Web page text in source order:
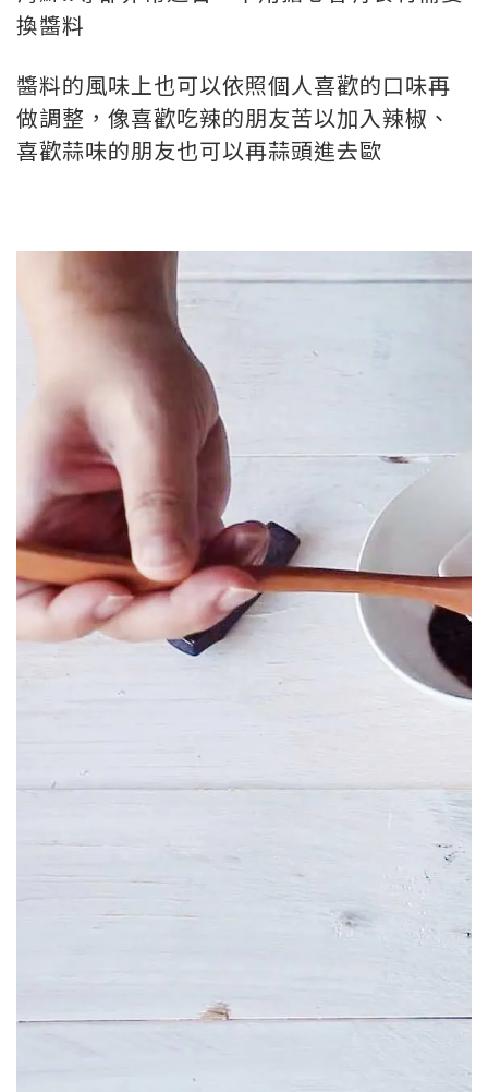
換醬料
醬料的風味上也可以依照個人喜歡的口味再
做調整，像喜歡吃辣的朋友苦以加入辣椒、
喜歡蒜味的朋友也可以再蒜頭進去歐